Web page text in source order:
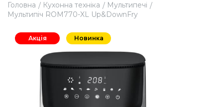
Головна Кухонна техніка
Мультипечі
Мультипіч ROM770-XL Up&DownFry
Акція Новинка